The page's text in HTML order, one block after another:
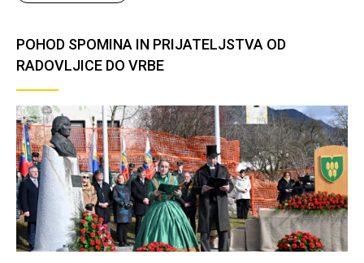
POHOD SPOMINA IN PRIJATELJSTVA OD
RADOVLJICE DO VRBE